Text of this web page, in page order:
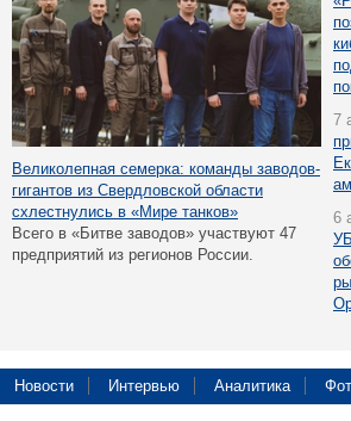
Великолепная семерка: команды заводов-
гигантов из Свердловской области
схлестнулись в «Мире танков»
Всего в «Битве заводов» участвуют 47
предприятий из регионов России.
7
6
Новости Интервью Аналитика